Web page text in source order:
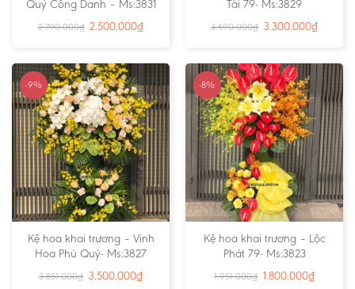
Quý Công Danh – Ms:3831
2.790.000₫ 2.500.000₫
Tài 79- Ms:3829
3.590.000₫ 3.300.000₫
-9%
Kệ hoa khai trương – Vinh
Hoa Phú Quý- Ms:3827
3.851.000₫ 3.500.000₫
-8%
Kệ hoa khai trương – Lộc
Phát 79- Ms:3823
1.951.000₫ 1.800.000₫